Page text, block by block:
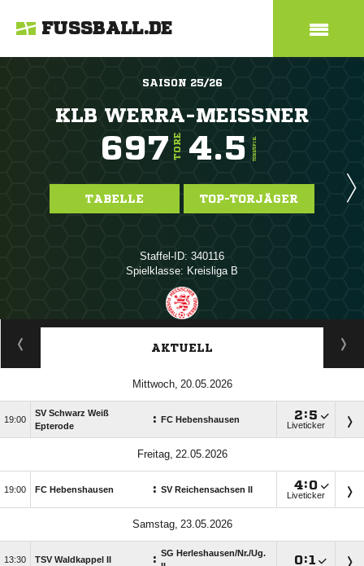
FUSSBALL.DE
SAISON 25/26
KLB WERRA-MEISSNER
697 TORE 4.5 TORE/SPIEL
TABELLE TOP-TORJÄGER
Staffel-ID: 340116
Spielklasse: Kreisliga B
ANZEIGE
AKTUELL
 

SV Schwarz Weiß
Epterode
: FC Hebenshausen :
Liveticker
 
 FC Hebenshausen : SV Reichensachsen II :
Liveticker
 
 TSV Waldkappel II : SG Herleshausen/​Nr./​Ug.
: